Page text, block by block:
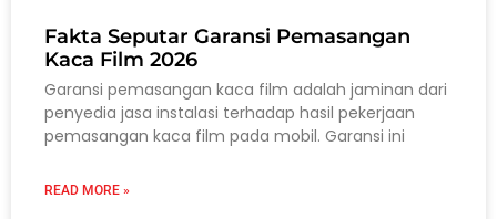
Fakta Seputar Garansi Pemasangan
Kaca Film 2026
Garansi pemasangan kaca film adalah jaminan dari
penyedia jasa instalasi terhadap hasil pekerjaan
pemasangan kaca film pada mobil. Garansi ini
READ MORE »